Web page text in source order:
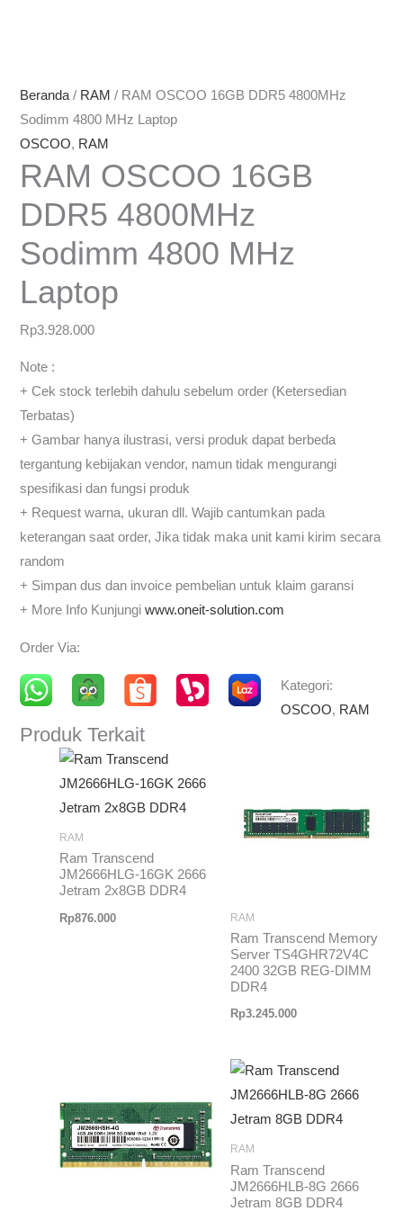
Beranda/ RAM / RAM OSCOO 16GB DDR5 4800MHz
Sodimm 4800 MHz Laptop
OSCOO, RAM
RAM OSCOO 16GB
DDR5 4800MHz
Sodimm 4800 MHz
Laptop
Rp3.928.000
Note :
+ Cek stock terlebih dahulu sebelum order (Ketersedian
Terbatas)
+ Gambar hanya ilustrasi, versi produk dapat berbeda
tergantung kebijakan vendor, namun tidak mengurangi
spesifikasi dan fungsi produk
+ Request warna, ukuran dll. Wajib cantumkan pada
keterangan saat order, Jika tidak maka unit kami kirim secara
random
+ Simpan dus dan invoice pembelian untuk klaim garansi
+ More Info Kunjungiwww.oneit-solution.com
Order Via:
Kategori:
OSCOO, RAM
Produk Terkait
RAM
Ram Transcend
JM2666HLG-16GK 2666
Jetram 2x8GB DDR4
Rp876.000 RAM
Ram Transcend Memory
Server TS4GHR72V4C
2400 32GB REG-DIMM
DDR4
Rp3.245.000
RAM
Ram Transcend
JM2666HLB-8G 2666
Jetram 8GB DDR4